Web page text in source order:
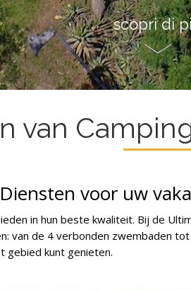
scopri di
van
voor uw
in hun beste kwaliteit. Bij de
van de 4 verbonden zwembaden
gebied kunt genieten.